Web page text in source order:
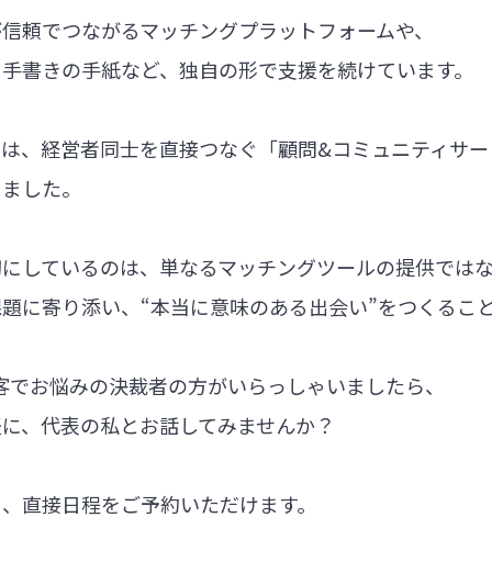
頼でつながるマッチングプラットフォームや、
書きの手紙など、独自の形で支援を続けています。
、経営者同士を直接つなぐ「顧問&コミュニティサ
した。
しているのは、単なるマッチングツールの提供では
に寄り添い、“本当に意味のある出会い”をつくるこ
お悩みの決裁者の方がいらっしゃいましたら、
、代表の私とお話してみませんか？
直接日程をご予約いただけます。